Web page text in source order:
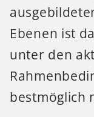
Ebenen ist
unter den
bestmöglich